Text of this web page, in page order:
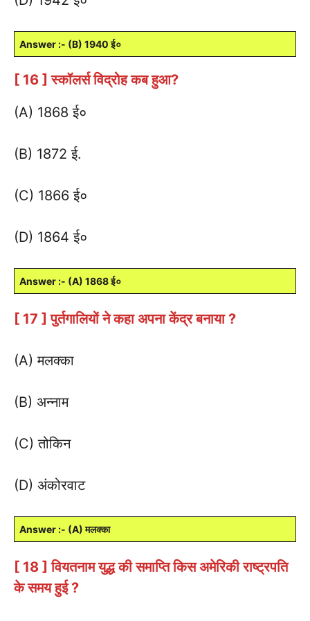
Answer :- (B) 1940 ई०
[ 16 ] स्कॉलर्स विद्रोह कब हुआ?
(A) 1868 ई०
(B) 1872 ई.
(C) 1866 ई०
(D) 1864 ई०
Answer :- (A) 1868 ई०
[ 17 ] पुर्तगालियों ने कहा अपना केंद्र बनाया ?
(A) मलक्का
(B) अन्नाम
(C) तोकिन
(D) अंकोरवाट
Answer :- (A) मलक्का
[ 18 ] वियतनाम युद्ध की समाप्ति किस अमेरिकी राष्ट्रपति
के समय हुई ?